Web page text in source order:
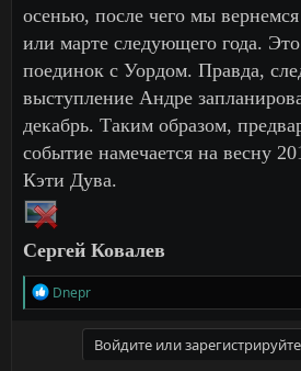
осенью, после чего мы
или марте следующего года.
поединок с Уордом. Правда,
выступление Андре
декабрь. Таким образом,
событие намечается на весну
Кэти Дува.
Сергей Ковалев
Р
е
Dnepr
Войдите или